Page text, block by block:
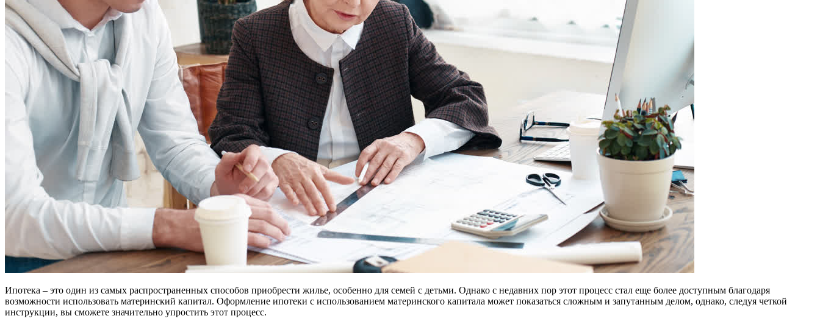
Ипотека – это один из самых распространенных способов приобрести жилье, особенно для семей с детьми. Однако с недавних пор этот процесс стал еще более доступным благодаря
возможности использовать материнский капитал. Оформление ипотеки с использованием материнского капитала может показаться сложным и запутанным делом, однако, следуя четкой
инструкции, вы сможете значительно упростить этот процесс.